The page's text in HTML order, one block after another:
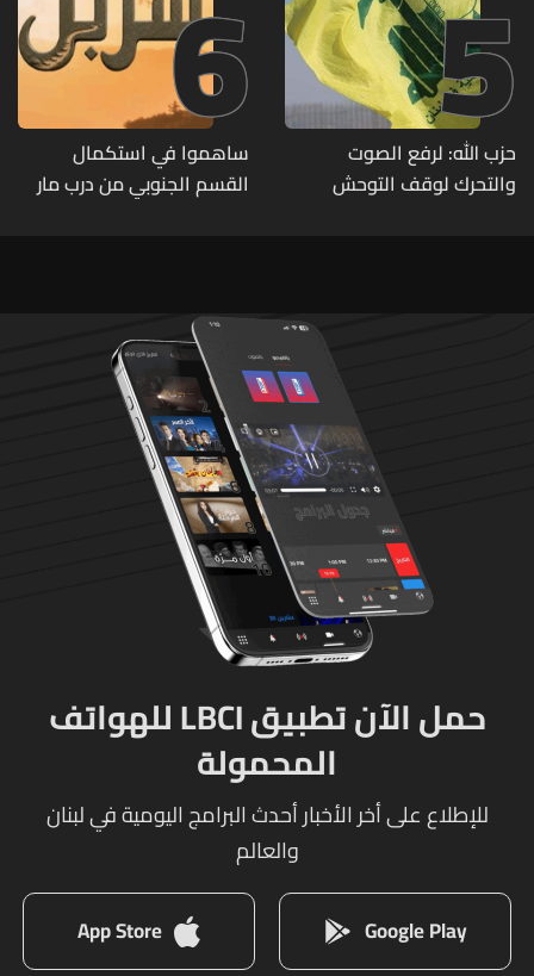
5
حزب الله: لرفع الصوت
والتحرك لوقف التوحش
6
ساهموا في استكمال
القسم الجنوبي من درب مار
حمل الآن تطبيق LBCI للهواتف
المحمولة
للإطلاع على أخر الأخبار أحدث البرامج اليومية في لبنان
والعالم
Google Play
App Store